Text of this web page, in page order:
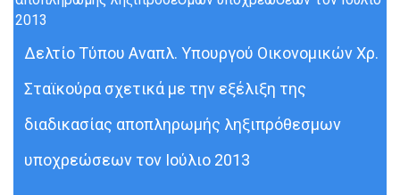
Δελτίο Τύπου Αναπλ. Υπουργού Οικονομικών Χρ.
Σταϊκούρα σχετικά με την εξέλιξη της
διαδικασίας αποπληρωμής ληξιπρόθεσμων
υποχρεώσεων τον Ιούλιο 2013